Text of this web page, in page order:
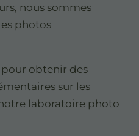
nous sommes
photos
obtenir des
sur les
laboratoire photo